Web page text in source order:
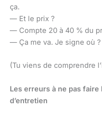
ça.
— Et le prix ?
— Compte 20 à 40 % du
— Ça me va. Je signe où ?
(Tu viens de comprendre
Les erreurs à ne pas faire
d’entretien